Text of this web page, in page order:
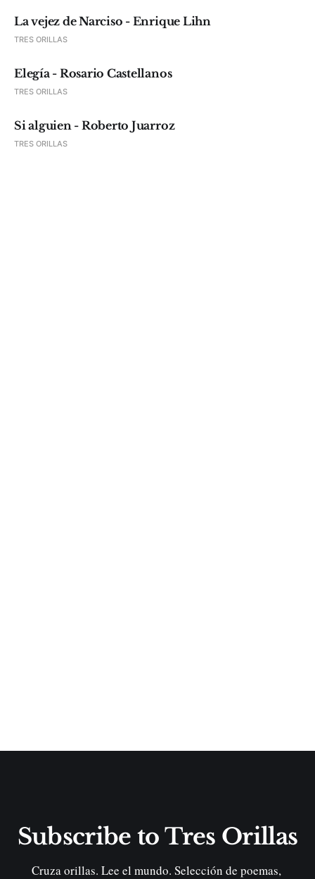
La vejez de Narciso - Enrique Lihn
TRES ORILLAS
Elegía - Rosario Castellanos
TRES ORILLAS
Si alguien - Roberto Juarroz
TRES ORILLAS
Subscribe to Tres Orillas
Cruza orillas. Lee el mundo. Selección de poemas,